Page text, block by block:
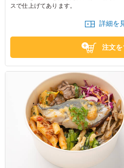
スで仕上げてあります。
詳細を
注文を